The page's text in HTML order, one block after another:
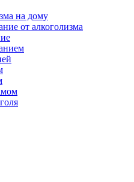
на дому
от алкоголизма